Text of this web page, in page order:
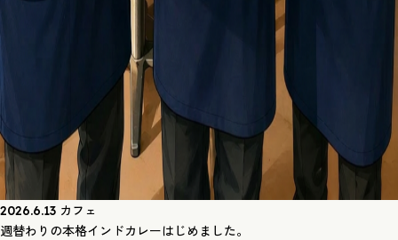
2026.6.13 カフェ
週替わりの本格インドカレーはじめました。